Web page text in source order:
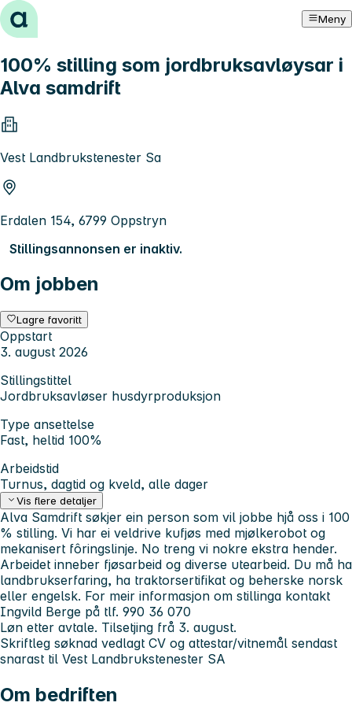
Hopp til innhold Meny
100% stilling som jordbruksavløysar i
Alva samdrift
Vest Landbrukstenester Sa
Erdalen 154, 6799 Oppstryn
Stillingsannonsen er inaktiv.
Om jobben
Lagre favoritt
Oppstart
3. august 2026
Stillingstittel
Jordbruksavløser husdyrproduksjon
Type ansettelse
Fast, heltid 100%
Arbeidstid
Turnus, dagtid og kveld, alle dager
Vis flere detaljer
Alva Samdrift søkjer ein person som vil jobbe hjå oss i 100
% stilling. Vi har ei veldrive kufjøs med mjølkerobot og
mekanisert fôringslinje. No treng vi nokre ekstra hender.
Arbeidet inneber fjøsarbeid og diverse utearbeid. Du må ha
landbrukserfaring, ha traktorsertifikat og beherske norsk
eller engelsk. For meir informasjon om stillinga kontakt
Ingvild Berge på tlf. 990 36 070
Løn etter avtale. Tilsetjing frå 3. august.
Skriftleg søknad vedlagt CV og attestar/vitnemål sendast
snarast til Vest Landbrukstenester SA
Om bedriften